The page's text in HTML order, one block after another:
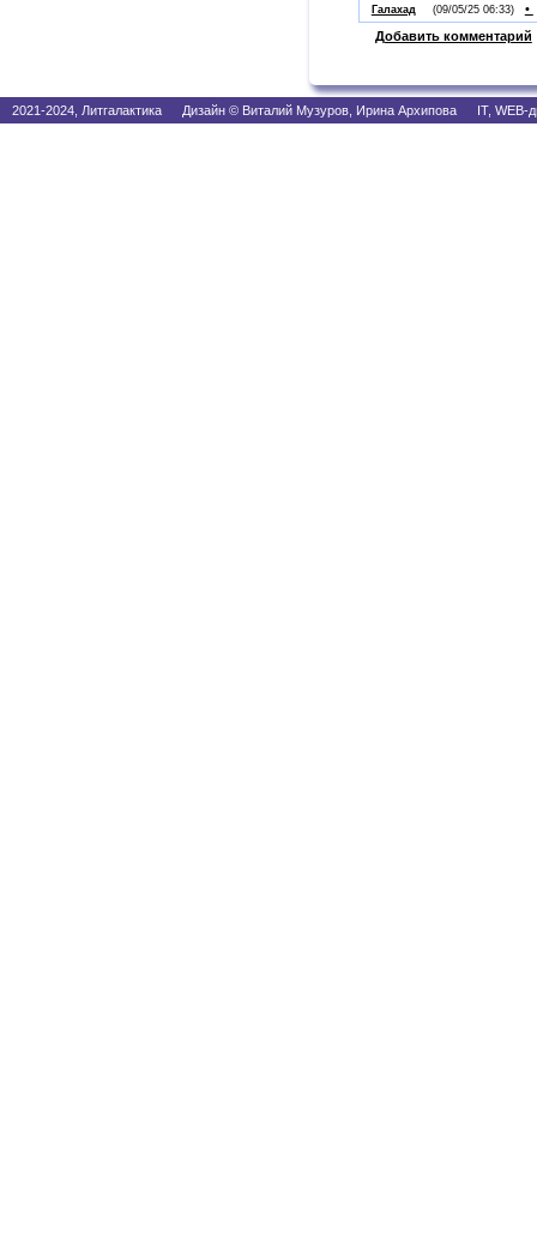
Галахад (09/05/25 06:33)
•
Добавить комментарий
2021-2024, Литгалактика Дизайн © Виталий Музуров, Ирина Архипова IT, WEB-